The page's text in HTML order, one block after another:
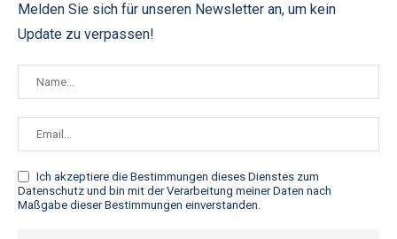
Melden Sie sich für unseren Newsletter an, um kein
Update zu verpassen!
Ich akzeptiere die Bestimmungen dieses Dienstes zum
Datenschutz und bin mit der Verarbeitung meiner Daten nach
Maßgabe dieser Bestimmungen einverstanden.